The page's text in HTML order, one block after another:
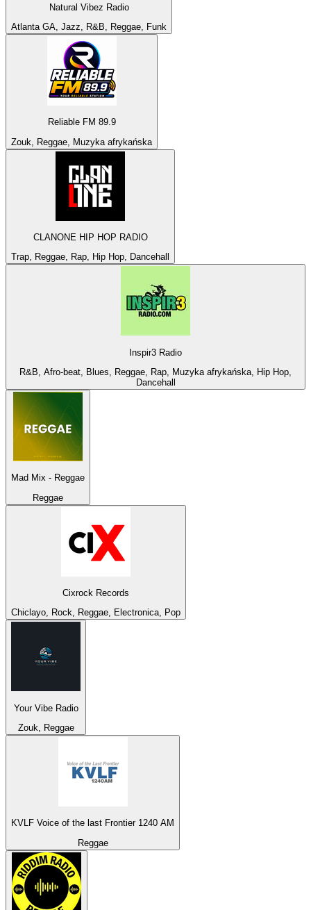
Natural Vibez Radio
Atlanta GA, Jazz, R&B, Reggae, Funk
Reliable FM 89.9
Zouk, Reggae, Muzyka afrykańska
CLANONE HIP HOP RADIO
Trap, Reggae, Rap, Hip Hop, Dancehall
Inspir3 Radio
R&B, Afro-beat, Blues, Reggae, Rap, Muzyka afrykańska, Hip Hop,
Dancehall
Mad Mix - Reggae
Reggae
Cixrock Records
Chiclayo, Rock, Reggae, Electronica, Pop
Your Vibe Radio
Zouk, Reggae
KVLF Voice of the last Frontier 1240 AM
Reggae